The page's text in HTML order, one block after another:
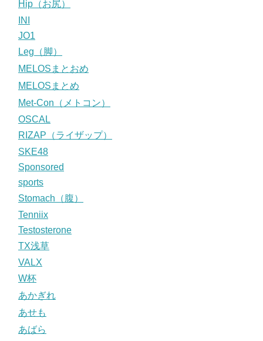
Hip（お尻）
INI
JO1
Leg（脚）
MELOSまとおめ
MELOSまとめ
Met-Con（メトコン）
OSCAL
RIZAP（ライザップ）
SKE48
Sponsored
sports
Stomach（腹）
Tenniix
Testosterone
TX浅草
VALX
W杯
あかぎれ
あせも
あばら